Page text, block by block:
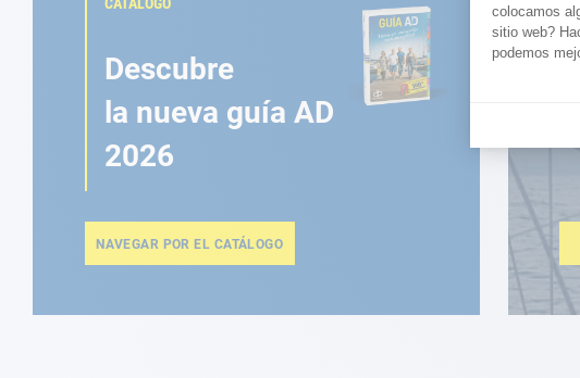
Descubre
la nueva guía AD
2026
NAVEGAR POR EL CATÁLOGO